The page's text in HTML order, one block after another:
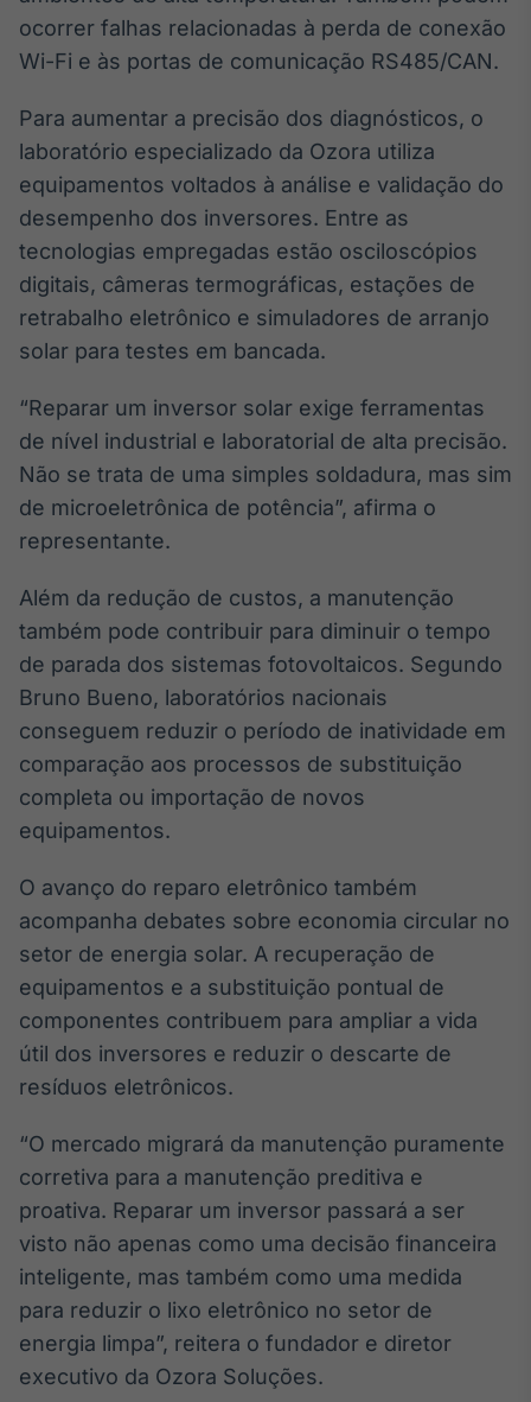
ocorrer falhas relacionadas à perda de conexão
Wi-Fi e às portas de comunicação RS485/CAN.
Para aumentar a precisão dos diagnósticos, o
laboratório especializado da Ozora utiliza
equipamentos voltados à análise e validação do
desempenho dos inversores. Entre as
tecnologias empregadas estão osciloscópios
digitais, câmeras termográficas, estações de
retrabalho eletrônico e simuladores de arranjo
solar para testes em bancada.
“Reparar um inversor solar exige ferramentas
de nível industrial e laboratorial de alta precisão.
Não se trata de uma simples soldadura, mas sim
de microeletrônica de potência”, afirma o
representante.
Além da redução de custos, a manutenção
também pode contribuir para diminuir o tempo
de parada dos sistemas fotovoltaicos. Segundo
Bruno Bueno, laboratórios nacionais
conseguem reduzir o período de inatividade em
comparação aos processos de substituição
completa ou importação de novos
equipamentos.
O avanço do reparo eletrônico também
acompanha debates sobre economia circular no
setor de energia solar. A recuperação de
equipamentos e a substituição pontual de
componentes contribuem para ampliar a vida
útil dos inversores e reduzir o descarte de
resíduos eletrônicos.
“O mercado migrará da manutenção puramente
corretiva para a manutenção preditiva e
proativa. Reparar um inversor passará a ser
visto não apenas como uma decisão financeira
inteligente, mas também como uma medida
para reduzir o lixo eletrônico no setor de
energia limpa”, reitera o fundador e diretor
executivo da Ozora Soluções.